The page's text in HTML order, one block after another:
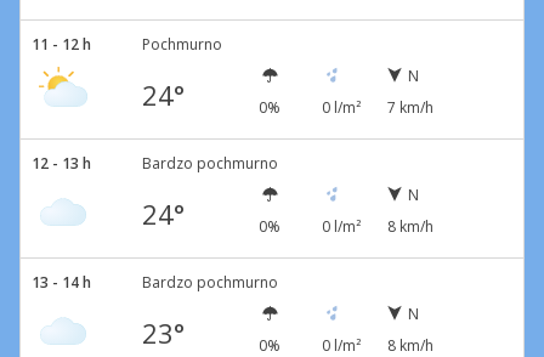
11 - 12 h Pochmurno
24° 0% 0 l/m²
N
7 km/h
12 - 13 h Bardzo pochmurno
24° 0% 0 l/m²
N
8 km/h
13 - 14 h Bardzo pochmurno
23° 0% 0 l/m²
N
8 km/h